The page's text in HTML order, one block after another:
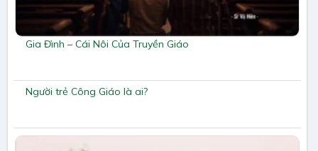
Gia Đình – Cái Nôi Của Truyền Giáo
Người trẻ Công Giáo là ai?